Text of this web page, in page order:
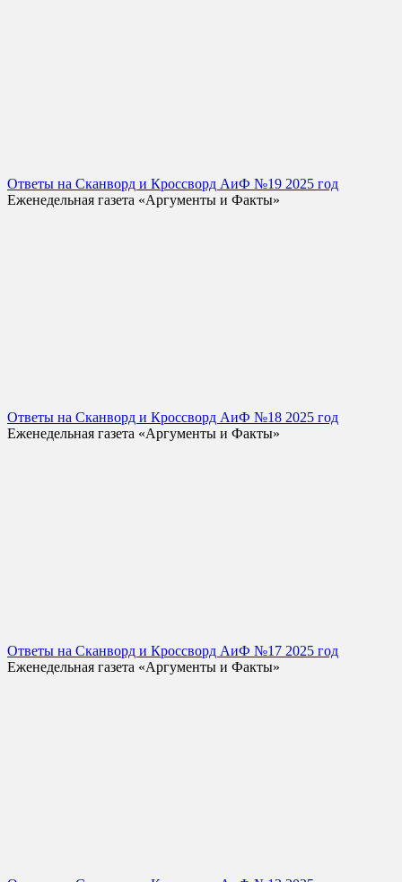
Ответы на Сканворд и Кроссворд АиФ №19 2025 год
Еженедельная газета «Аргументы и Факты»
Ответы на Сканворд и Кроссворд АиФ №18 2025 год
Еженедельная газета «Аргументы и Факты»
Ответы на Сканворд и Кроссворд АиФ №17 2025 год
Еженедельная газета «Аргументы и Факты»